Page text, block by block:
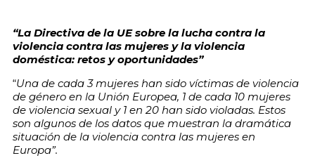
“La Directiva de la UE sobre la lucha contra la
violencia contra las mujeres y la violencia
doméstica: retos y oportunidades”
“Una de cada 3 mujeres han sido víctimas de violencia
de género en la Unión Europea, 1 de cada 10 mujeres
de violencia sexual y 1 en 20 han sido violadas. Estos
son algunos de los datos que muestran la dramática
situación de la violencia contra las mujeres en
Europa”.